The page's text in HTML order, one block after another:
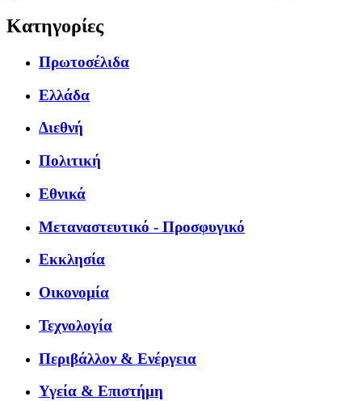
Κατηγορίες
Πρωτοσέλιδα
Ελλάδα
Διεθνή
Πολιτική
Εθνικά
Μεταναστευτικό - Προσφυγικό
Εκκλησία
Οικονομία
Τεχνολογία
Περιβάλλον & Ενέργεια
Υγεία & Επιστήμη